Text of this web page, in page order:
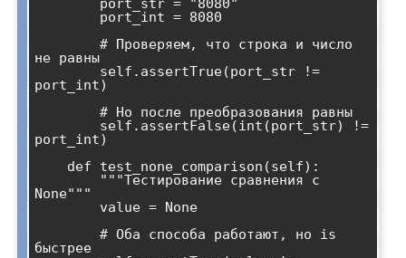
не равны
port_int)
port_int)
None"""
быстрее